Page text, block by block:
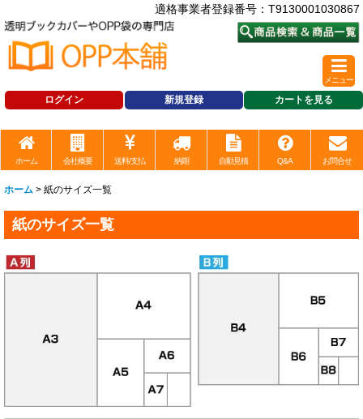
適格事業者登録番号：T9130001030867
ログイン 新規登録 カートを見る
メニュー
ホーム 会社概要 送料/支払 納期 自動見積 Q&A お問合せ
ホーム > 紙のサイズ一覧
紙のサイズ一覧